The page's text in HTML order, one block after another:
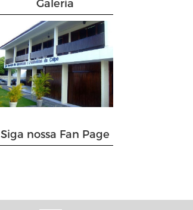
Siga nossa Fan Page